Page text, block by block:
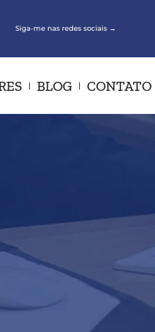
Siga-me nas redes sociais →
BLOG CONTATO